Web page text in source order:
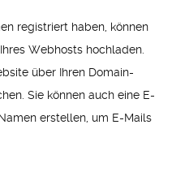
registriert haben, können
Webhosts hochladen.
über Ihren Domain-
Sie können auch eine E-
erstellen, um E-Mails